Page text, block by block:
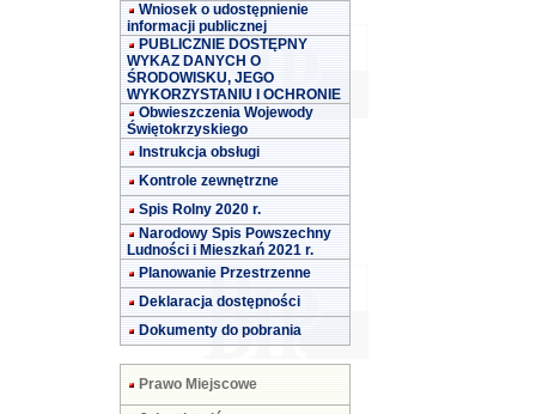
Wniosek o udostępnienie
informacji publicznej
PUBLICZNIE DOSTĘPNY
WYKAZ DANYCH O
ŚRODOWISKU, JEGO
WYKORZYSTANIU I OCHRONIE
Obwieszczenia Wojewody
Świętokrzyskiego
Instrukcja obsługi
Kontrole zewnętrzne
Spis Rolny 2020 r.
Narodowy Spis Powszechny
Ludności i Mieszkań 2021 r.
Planowanie Przestrzenne
Deklaracja dostępności
Dokumenty do pobrania
Prawo Miejscowe